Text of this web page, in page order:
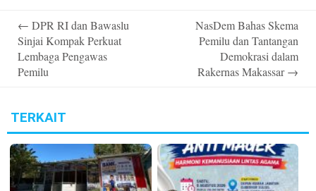
navigation
← DPR RI dan Bawaslu
Sinjai Kompak Perkuat
Lembaga Pengawas
Pemilu
NasDem Bahas Skema
Pemilu dan Tantangan
Demokrasi dalam
Rakernas Makassar→
TERKAIT